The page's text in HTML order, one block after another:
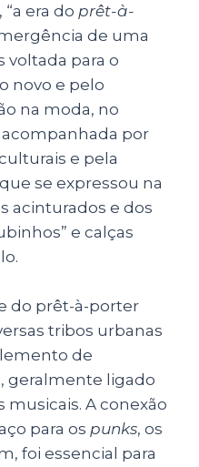
a era do prêt-à-
de uma
voltada para o
novo e pelo
na moda, no
por
e pela
se expressou na
acinturados e dos
e calças
do prêt-à-porter
tribos urbanas
de
geralmente ligado
A conexão
para os punks, os
foi essencial para